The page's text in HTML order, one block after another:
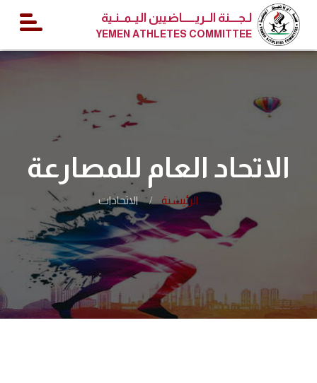
لـجــــنة الــريــــــاضيين اليــمــنـية
YEMEN ATHLETES COMMITTEE
الاتحاد العام للمصارعة
الرئيسية الاتحادات